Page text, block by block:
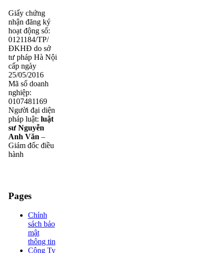
Giấy chứng
nhận đăng ký
hoạt động số:
0121184/TP/
ĐKHĐ do sở
tư pháp Hà Nội
cấp ngày
25/05/2016
Mã số doanh
nghiệp:
0107481169
Người đại diện
pháp luật: luật
sư Nguyễn
Anh Văn –
Giám đốc điều
hành
Pages
Chính
sách bảo
mật
thông tin
Công Ty